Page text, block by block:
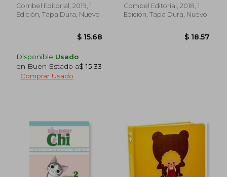
45%
dcto.
Combel Editorial, 2019, 1
Edición, Tapa Dura, Nuevo
Disponible Usado
en Buen Estado a$ 15.33
Comprar Usado
Combel Editorial, 2018, 1
Edición, Tapa Dura, Nuevo